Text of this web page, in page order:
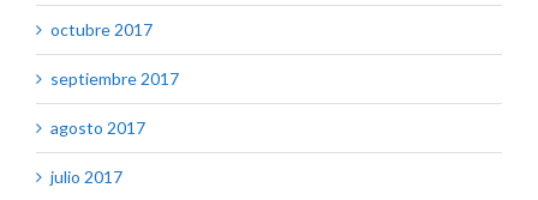
octubre 2017
septiembre 2017
agosto 2017
julio 2017